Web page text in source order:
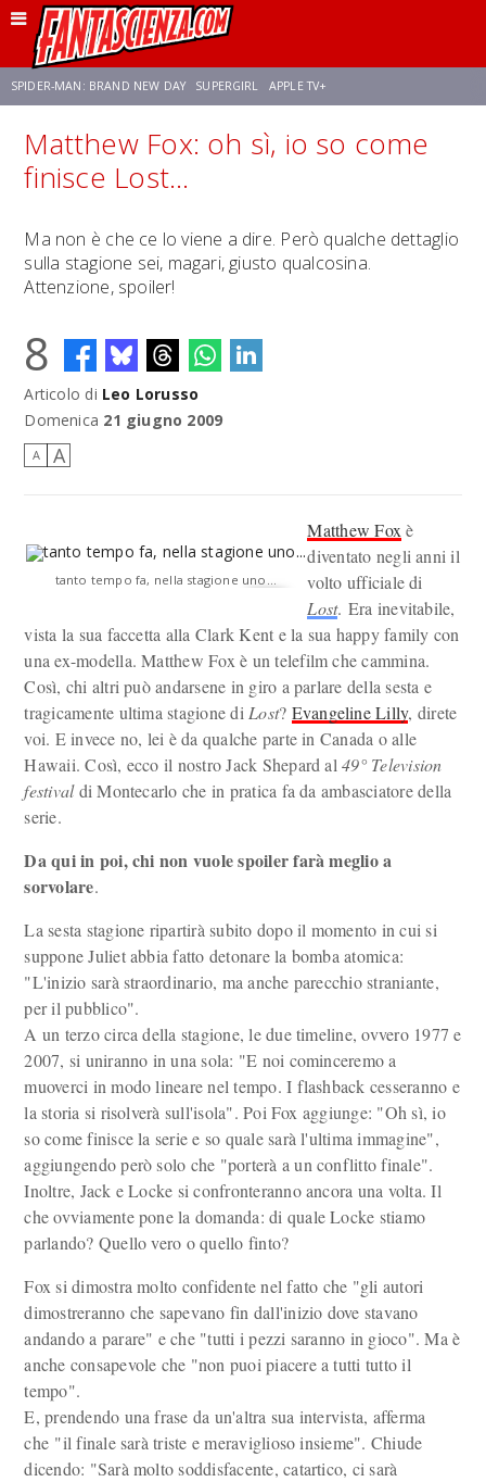
SPIDER-MAN: BRAND NEW DAY SUPERGIRL APPLE TV+
FRANCO RICCIARDIELLO ZENDAYA STAR TREK AVENGERS: DOOMSDAY
Matthew Fox: oh sì, io so come
finisce Lost...
Ma non è che ce lo viene a dire. Però qualche dettaglio
sulla stagione sei, magari, giusto qualcosina.
Attenzione, spoiler!
8
Articolo di Leo Lorusso
Domenica 21 giugno 2009
A A
tanto tempo fa, nella stagione uno...
Matthew Fox è
diventato negli anni il
volto ufficiale di
Lost. Era inevitabile,
vista la sua faccetta alla Clark Kent e la sua happy family con
una ex-modella. Matthew Fox è un telefilm che cammina.
Così, chi altri può andarsene in giro a parlare della sesta e
tragicamente ultima stagione di Lost? Evangeline Lilly, direte
voi. E invece no, lei è da qualche parte in Canada o alle
Hawaii. Così, ecco il nostro Jack Shepard al49° Television
festivaldi Montecarlo che in pratica fa da ambasciatore della
serie.
Da qui in poi, chi non vuole spoiler farà meglio a
sorvolare.
La sesta stagione ripartirà subito dopo il momento in cui si
suppone Juliet abbia fatto detonare la bomba atomica:
"L'inizio sarà straordinario, ma anche parecchio straniante,
per il pubblico".
A un terzo circa della stagione, le due timeline, ovvero 1977 e
2007, si uniranno in una sola: "E noi cominceremo a
muoverci in modo lineare nel tempo. I flashback cesseranno e
la storia si risolverà sull'isola". Poi Fox aggiunge: "Oh sì, io
so come finisce la serie e so quale sarà l'ultima immagine",
aggiungendo però solo che "porterà a un conflitto finale".
Inoltre, Jack e Locke si confronteranno ancora una volta. Il
che ovviamente pone la domanda: di quale Locke stiamo
parlando? Quello vero o quello finto?
Fox si dimostra molto confidente nel fatto che "gli autori
dimostreranno che sapevano fin dall'inizio dove stavano
andando a parare" e che "tutti i pezzi saranno in gioco". Ma è
anche consapevole che "non puoi piacere a tutti tutto il
tempo".
E, prendendo una frase da un'altra sua intervista, afferma
che "il finale sarà triste e meraviglioso insieme". Chiude
dicendo: "Sarà molto soddisfacente, catartico, ci sarà